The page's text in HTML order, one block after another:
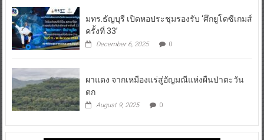
มทร.ธัญบุรี เปิดหอประชุมรองรับ ‘ศึกยูโดซีเกมส์
ครั้งที่ 33’
December 6, 2025 0
ผาแดง จากเหมืองแร่สู่อัญมณีแห่งผืนป่าตะวัน
ตก
August 9, 2025 0